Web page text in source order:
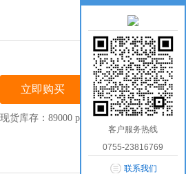
立即购买
现货库存：89000 pcs
客户服务热线
0755-23816769
联系我们